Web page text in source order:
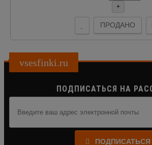
+
ПРОДАНО
vsesfinki.ru
ПОДПИСАТЬСЯ НА
ПОДПИСАТЬСЯ